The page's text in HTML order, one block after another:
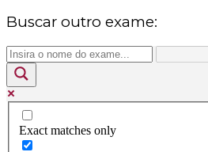
Buscar outro exame:
Exact matches only